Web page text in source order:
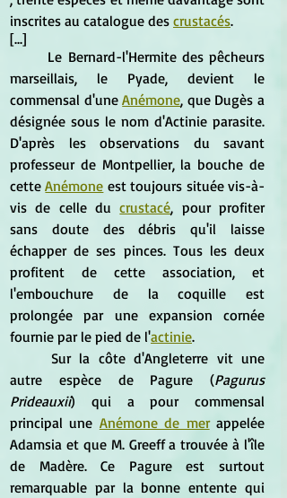
inscrites au catalogue des crustacés.
[...]
marseillais, le Pyade, devient le
commensal d'une Anémone, que Dugès a
désignée sous le nom d'Actinie parasite.
D'après les observations du savant
professeur de Montpellier, la bouche de
cette Anémone est toujours située vis-à-
vis de celle du crustacé, pour profiter
sans doute des débris qu'il laisse
échapper de ses pinces. Tous les deux
profitent de cette association, et
l'embouchure de la coquille est
prolongée par une expansion cornée
fournie par le pied de l'actinie.
autre espèce de Pagure (Pagurus
Prideauxii) qui a pour commensal
principal une Anémone de mer appelée
Adamsia et que M. Greeff a trouvée à l'île
de Madère. Ce Pagure est surtout
remarquable par la bonne entente qui